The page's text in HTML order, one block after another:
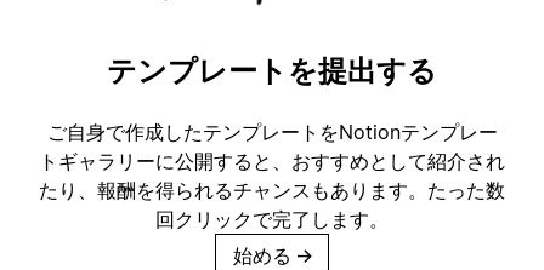
テンプレートを提出する
ご自身で作成したテンプレートをNotionテンプレー
トギャラリーに公開すると、おすすめとして紹介され
たり、報酬を得られるチャンスもあります。たった数
回クリックで完了します。
始める →